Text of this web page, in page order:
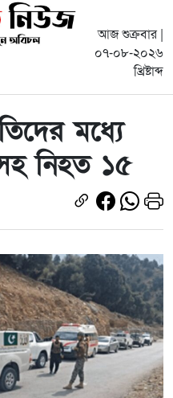
আজ শুক্রবার |
০৭-০৮-২০২৬
খ্রিষ্টাব্দ
মধ্যে
নিহত ১৫